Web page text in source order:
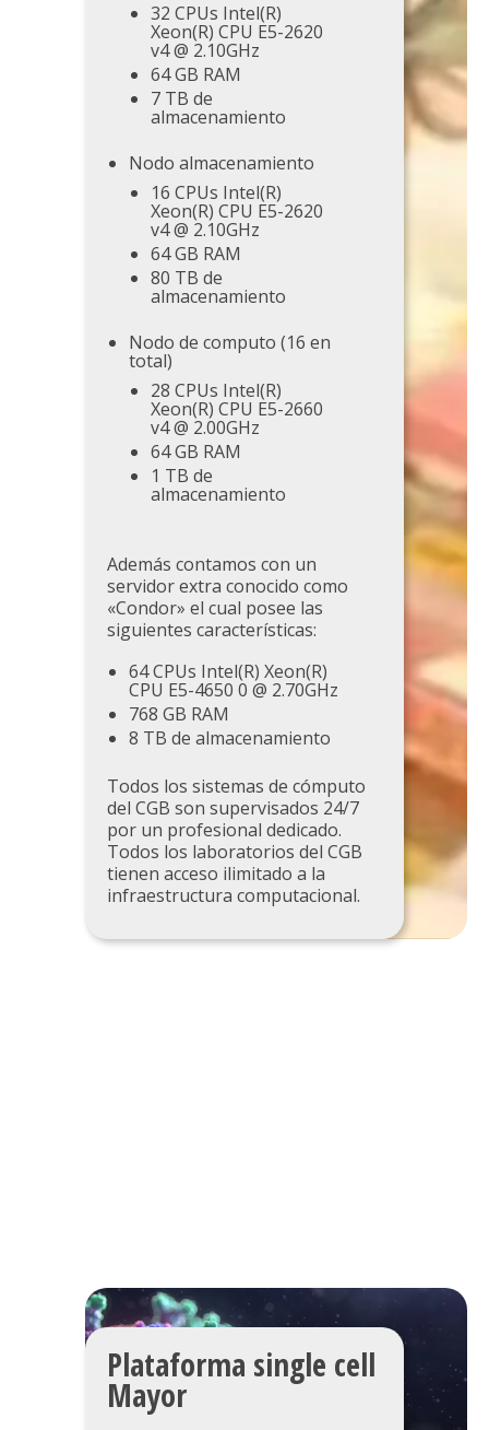
32 CPUs Intel(R)
Xeon(R) CPU E5-2620
v4 @ 2.10GHz
64 GB RAM
7 TB de
almacenamiento
Nodo almacenamiento
16 CPUs Intel(R)
Xeon(R) CPU E5-2620
v4 @ 2.10GHz
64 GB RAM
80 TB de
almacenamiento
Nodo de computo (16 en
total)
28 CPUs Intel(R)
Xeon(R) CPU E5-2660
v4 @ 2.00GHz
64 GB RAM
1 TB de
almacenamiento
Además contamos con un
servidor extra conocido como
«Condor» el cual posee las
siguientes características:
64 CPUs Intel(R) Xeon(R)
CPU E5-4650 0 @ 2.70GHz
768 GB RAM
8 TB de almacenamiento
Todos los sistemas de cómputo
del CGB son supervisados 24/7
por un profesional dedicado.
Todos los laboratorios del CGB
tienen acceso ilimitado a la
infraestructura computacional.
Plataforma single cell
Mayor